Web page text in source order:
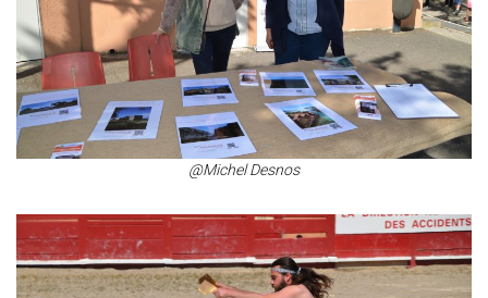
@Michel Desnos